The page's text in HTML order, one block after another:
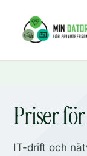
innehåll
Priser för
IT-drift och